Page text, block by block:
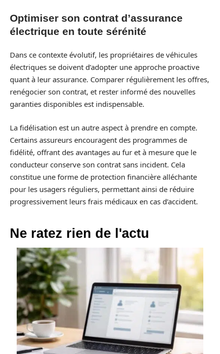
Optimiser son contrat d’assurance
électrique en toute sérénité
Dans ce contexte évolutif, les propriétaires de véhicules
électriques se doivent d’adopter une approche proactive
quant à leur assurance. Comparer régulièrement les offres,
renégocier son contrat, et rester informé des nouvelles
garanties disponibles est indispensable.
La fidélisation est un autre aspect à prendre en compte.
Certains assureurs encouragent des programmes de
fidélité, offrant des avantages au fur et à mesure que le
conducteur conserve son contrat sans incident. Cela
constitue une forme de protection financière alléchante
pour les usagers réguliers, permettant ainsi de réduire
progressivement leurs frais médicaux en cas d’accident.
Ne ratez rien de l'actu